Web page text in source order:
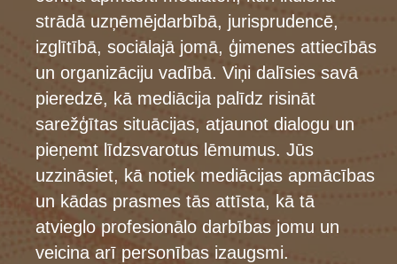
strādā uzņēmējdarbībā, jurisprudencē,
izglītībā, sociālajā jomā, ģimenes attiecībās
un organizāciju vadībā. Viņi dalīsies savā
pieredzē, kā mediācija palīdz risināt
sarežģītas situācijas, atjaunot dialogu un
pieņemt līdzsvarotus lēmumus. Jūs
uzzināsiet, kā notiek mediācijas apmācības
un kādas prasmes tās attīsta, kā tā
atvieglo profesionālo darbības jomu un
veicina arī personības izaugsmi.